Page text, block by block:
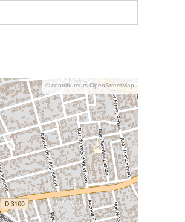
© contributeurs OpenStreetMap